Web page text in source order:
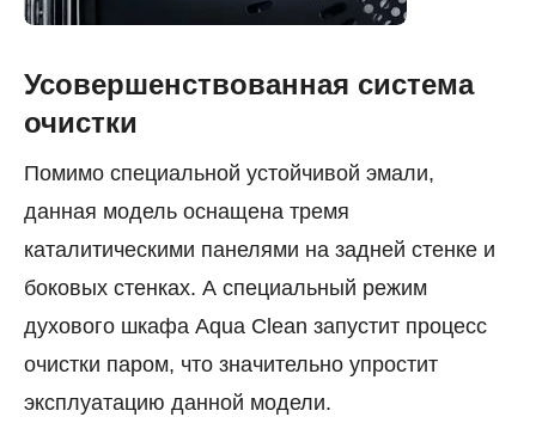
Усовершенствованная система
очистки
Помимо специальной устойчивой эмали,
данная модель оснащена тремя
каталитическими панелями на задней стенке и
боковых стенках. А специальный режим
духового шкафа Aqua Clean запустит процесс
очистки паром, что значительно упростит
эксплуатацию данной модели.